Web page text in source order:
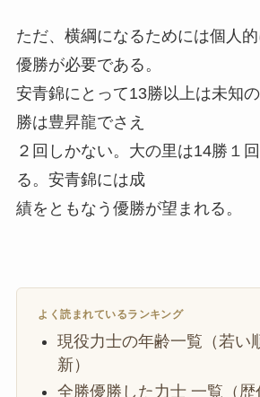
ただ、横綱になるためには個人
優勝が必要である。
安青錦にとって13勝以上は未知
勝は豊昇龍でさえ
２回しかない。大の里は14勝１
る。安青錦には成
績をともなう優勝が望まれる。
よく読まれているランキング
現役力士の年齢一覧（若い
新）
全勝優勝した力士 一覧（歴